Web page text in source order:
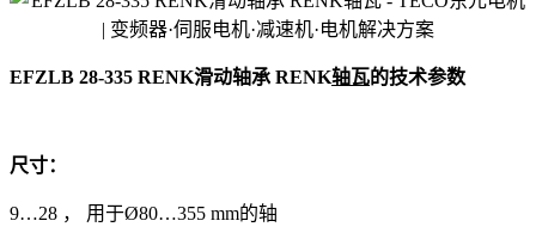
EFZLB 28-335 RENK滑动轴承 RENK轴瓦的技术参数
尺寸：
9…28 ， 用于Ø80…355 mm的轴